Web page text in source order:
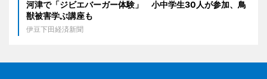
河津で「ジビエバーガー体験」 小中学生30人が参加、鳥
獣被害学ぶ講座も
伊豆下田経済新聞